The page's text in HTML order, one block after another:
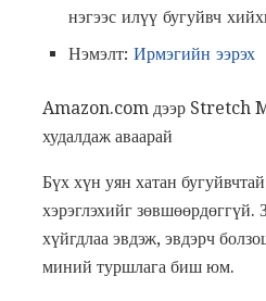
нэгээс илүү бугуйвч
Нэмэлт: Ирмэгийн ээрэх
Amazon.com дээр Stretch
худалдаж аваарай
Бүх хүн уян хатан
хэрэглэхийг зөвшөөрдөггүй.
хүйгдлаа эвдэж, эвдэрч
миний туршлага биш юм.